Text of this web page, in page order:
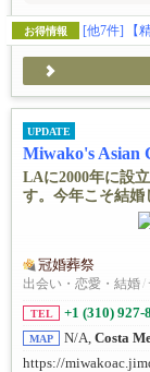
お得情報 [他7件] 【
UPDATE
Miwako's Asian
LAに2000年に設
す。今年こそ結婚
冠婚葬祭
出会い・恋愛・結婚/
TEL +1 (310) 927-
MAP N/A, Costa
https://